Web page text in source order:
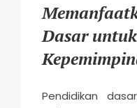
Dasar
Pendidikan